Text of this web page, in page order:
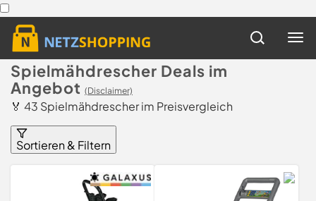
Spielmähdrescher Deals im
Angebot (Disclaimer)
🏅 43 Spielmähdrescher im Preisvergleich
Sortieren & Filtern